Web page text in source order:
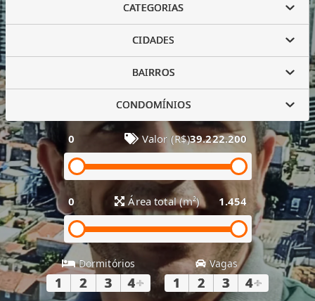
CATEGORIAS
CIDADES
BAIRROS
CONDOMÍNIOS
0 Valor (R$)39.222.200
0 Área total (m²) 1.454
Dormitórios
1 2 3 4+
Vagas
1 2 3 4+